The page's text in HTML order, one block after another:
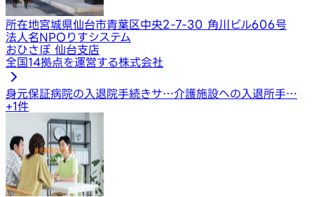
所在地宮城県仙台市青葉区中央2-7-30 角川ビル606号
法人名NPOりすシステム
おひさぽ 仙台支店
全国14拠点を運営する株式会社
身元保証病院の入退院手続きサ…介護施設への入退所手…
+1件